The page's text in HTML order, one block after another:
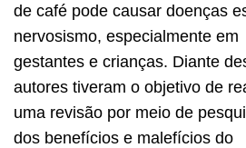
de café pode causar doenças
nervosismo, especialmente em
gestantes e crianças. Diante
autores tiveram o objetivo de
uma revisão por meio de
dos benefícios e malefícios do